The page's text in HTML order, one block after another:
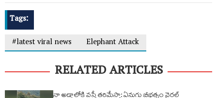
Tags:
#latest viral news
Elephant Attack
RELATED ARTICLES